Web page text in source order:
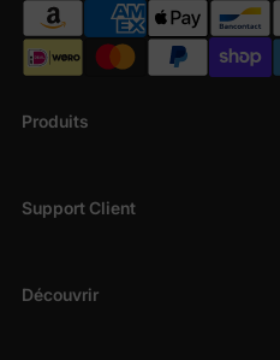
Produits
Support Client
Découvrir